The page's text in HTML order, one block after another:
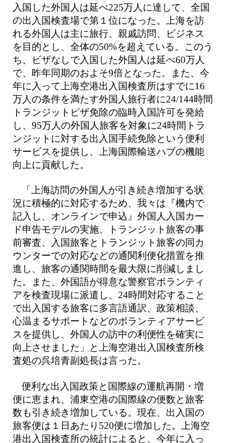
入国した外国人は延べ225万人に達して、全国
の出入国検査場で第１位になった。上海を訪
れる外国人は主に旅行、親戚訪問、ビジネス
を目的とし、全体の50%を超えている。このう
ち、ビザなしで入国した外国人は延べ60万人
で、昨年同期のおよそ9倍となった。また、今
年に入って上海空港出入国検査所はすでに16
万人の条件を満たす外国人旅行者に24/144時間
トランジットビザ免除の臨時入国許可を発給
し、95万人の外国人旅客を対象に24時間トラ
ンジットに対する出入国手続免除という便利
サービスを提供し、上海国際輸送ハブの機能
向上に貢献した。
「上海訪問の外国人が引き続き増加する状
況に積極的に対応するため、我々は『機内で
記入し、オンラインで申込』外国人入国カー
ド申告モデルの実施、トランジット旅客の事
前審査、入国旅客とトランジット旅客の同カ
ウンターでの対応などの通関利便化措置を推
進し、旅客の通関時間を最大限に削減しまし
た。また、外国語が得意な警察官ボランティ
アを検査現場に派遣し、24時間対応すること
で出入国する旅客に多言語通訳、政策相談、
心温まるサポートなどのボランティアサービ
スを提供し、外国人の訪中の利便性を確実に
向上させました」と上海空港出入国検査所検
査処の呉培青副処長は言った。
便利な出入国政策と国際線の運航再開・増
便に恵まれ、浦東空港の国際線の便数と旅客
数も引き続き増加している。現在、出入国の
旅客便は１日あたり520便に増加した。上海空
港出入国検査所の統計によると、今年に入っ